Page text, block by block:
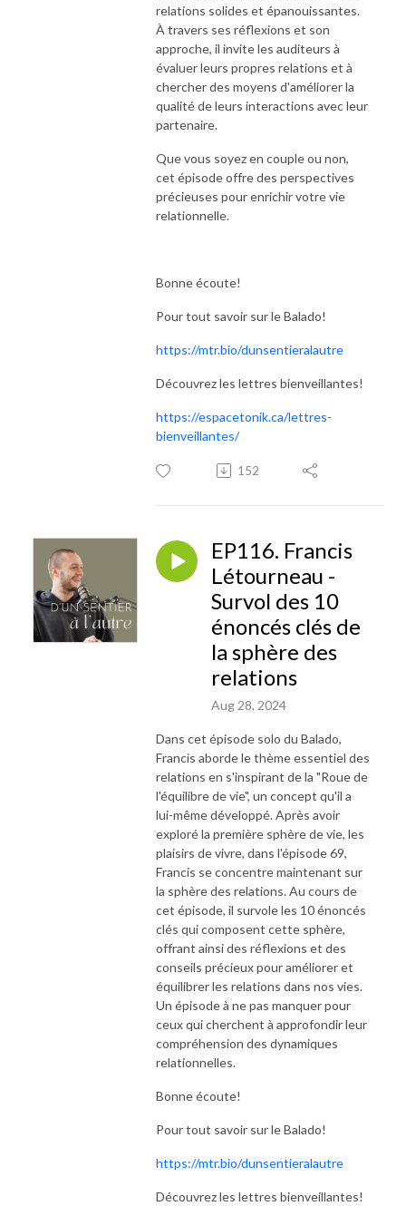
relations solides et épanouissantes.
À travers ses réflexions et son
approche, il invite les auditeurs à
évaluer leurs propres relations et à
chercher des moyens d'améliorer la
qualité de leurs interactions avec leur
partenaire.
Que vous soyez en couple ou non,
cet épisode offre des perspectives
précieuses pour enrichir votre vie
relationnelle.
Bonne écoute!
Pour tout savoir sur le Balado!
https://mtr.bio/dunsentieralautre
Découvrez les lettres bienveillantes!
https://espacetonik.ca/lettres-
bienveillantes/
152
EP116. Francis
Létourneau -
Survol des 10
énoncés clés de
la sphère des
relations
Aug 28, 2024
Dans cet épisode solo du Balado,
Francis aborde le thème essentiel des
relations en s'inspirant de la "Roue de
l'équilibre de vie", un concept qu'il a
lui-même développé. Après avoir
exploré la première sphère de vie, les
plaisirs de vivre, dans l'épisode 69,
Francis se concentre maintenant sur
la sphère des relations. Au cours de
cet épisode, il survole les 10 énoncés
clés qui composent cette sphère,
offrant ainsi des réflexions et des
conseils précieux pour améliorer et
équilibrer les relations dans nos vies.
Un épisode à ne pas manquer pour
ceux qui cherchent à approfondir leur
compréhension des dynamiques
relationnelles.
Bonne écoute!
Pour tout savoir sur le Balado!
https://mtr.bio/dunsentieralautre
Découvrez les lettres bienveillantes!